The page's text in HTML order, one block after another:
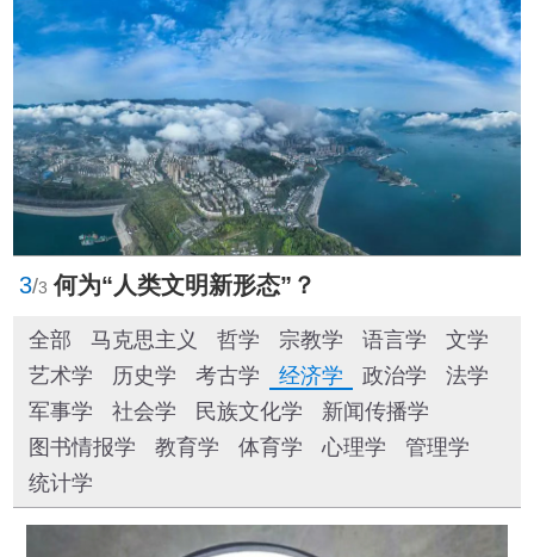
社科要闻
人文北京
社科卡片
社科讲堂
科普活动
3/3 何为“人类文明新形态”？
全部 马克思主义 哲学 宗教学 语言学
文学
艺术学
历史学 考古学 经济学 政治学
法学
军事学
社会学 民族文化学
新闻传播学
图书情报学
教育学 体育学 心理学
管理学
统计学